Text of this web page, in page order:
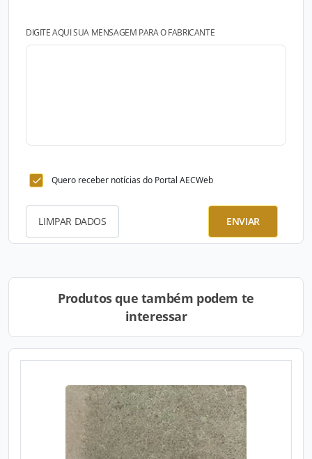
DIGITE AQUI SUA MENSAGEM PARA O FABRICANTE
Quero receber notícias do Portal AECWeb
LIMPAR DADOS ENVIAR
Produtos que também podem te
interessar